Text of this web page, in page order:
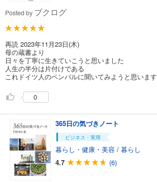
Posted by ブクログ
再読 2023年11月23日(木)
母の蔵書より
日々を丁寧に生きていこうと思いました
人生の半分は片付けである
これドイツ人のペンパルに聞いてみようと思います
0
365日の気づきノート
ビジネス・実用
暮らし・健康・美容 / 暮らし
4.7
(6)